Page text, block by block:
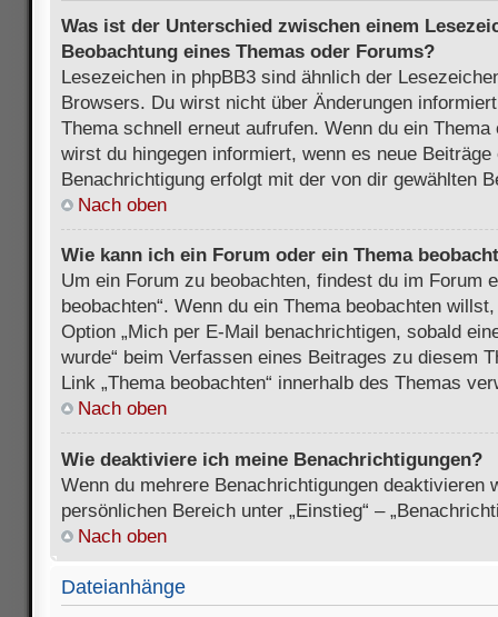
Was ist der Unterschied zwischen einem
Beobachtung eines Themas oder Forums?
Lesezeichen in phpBB3 sind ähnlich der
Browsers. Du wirst nicht über Änderungen
Thema schnell erneut aufrufen. Wenn du ein
wirst du hingegen informiert, wenn es neue
Benachrichtigung erfolgt mit der von dir gewählten
Nach oben
Wie kann ich ein Forum oder ein Thema
Um ein Forum zu beobachten, findest du im Forum
beobachten“. Wenn du ein Thema beobachten
Option „Mich per E-Mail benachrichtigen, sobald
wurde“ beim Verfassen eines Beitrages zu diesem
Link „Thema beobachten“ innerhalb des Themas
Nach oben
Wie deaktiviere ich meine Benachrichtigungen?
Wenn du mehrere Benachrichtigungen deaktivieren
persönlichen Bereich unter „Einstieg“ –
Nach oben
Dateianhänge